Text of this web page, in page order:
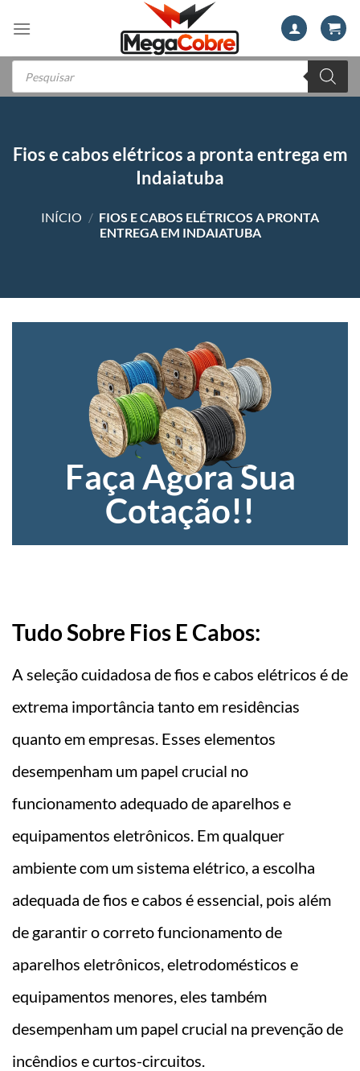
Pesquisar
produtos
Fios e cabos elétricos a pronta entrega em
Indaiatuba
INÍCIO / FIOS E CABOS ELÉTRICOS A PRONTA
ENTREGA EM INDAIATUBA
Faça Agora Sua
Cotação!!
Tudo Sobre Fios E Cabos:
A seleção cuidadosa de fios e cabos elétricos é de
extrema importância tanto em residências
quanto em empresas. Esses elementos
desempenham um papel crucial no
funcionamento adequado de aparelhos e
equipamentos eletrônicos. Em qualquer
ambiente com um sistema elétrico, a escolha
adequada de fios e cabos é essencial, pois além
de garantir o correto funcionamento de
aparelhos eletrônicos, eletrodomésticos e
equipamentos menores, eles também
desempenham um papel crucial na prevenção de
incêndios e curtos-circuitos.